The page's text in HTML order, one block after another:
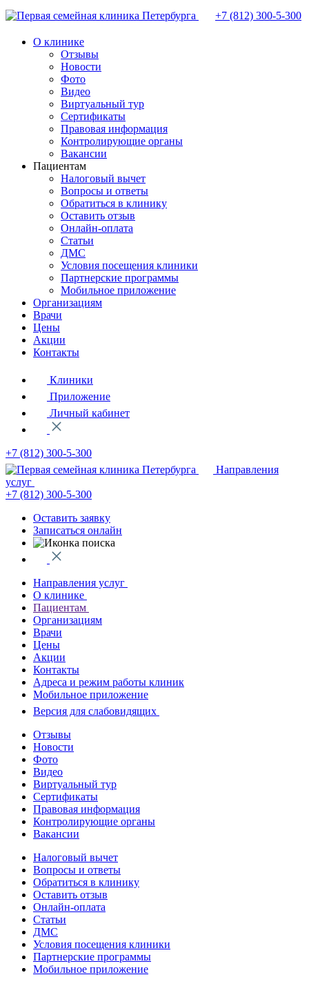
+7 (812) 300-5-300
О клинике
Отзывы
Новости
Фото
Видео
Виртуальный тур
Сертификаты
Правовая информация
Контролирующие органы
Вакансии
Пациентам
Налоговый вычет
Вопросы и ответы
Обратиться в клинику
Оставить отзыв
Онлайн-оплата
Статьи
ДМС
Условия посещения клиники
Партнерские программы
Мобильное приложение
Организациям
Врачи
Цены
Акции
Контакты
Клиники
Приложение
Личный кабинет
+7 (812) 300-5-300
Направления
услуг
+7 (812) 300-5-300
Оставить заявку
Записаться онлайн
Направления услуг
О клинике
Пациентам
Организациям
Врачи
Цены
Акции
Контакты
Адреса и режим работы клиник
Мобильное приложение
Версия для слабовидящих
Отзывы
Новости
Фото
Видео
Виртуальный тур
Сертификаты
Правовая информация
Контролирующие органы
Вакансии
Налоговый вычет
Вопросы и ответы
Обратиться в клинику
Оставить отзыв
Онлайн-оплата
Статьи
ДМС
Условия посещения клиники
Партнерские программы
Мобильное приложение